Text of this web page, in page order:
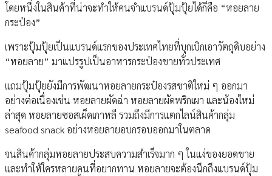
โดยหนึ่งในสินค้าที่น่าจะทำให้คนจำแบรนด์ปุ้มปุ้ยได้ก็คือ “หอยลาย
กระป๋อง”
เพราะปุ้มปุ้ยเป็นแบรนด์แรกของประเทศไทยที่บุกเบิกเอาวัตถุดิบอย่าง
“หอยลาย” มาแปรรูปเป็นอาหารกระป๋องขายทั่วประเทศ
แถมปุ้มปุ้ยยังมีการพัฒนาหอยลายกระป๋องรสชาติใหม่ ๆ ออกมา
อย่างต่อเนื่องเช่น หอยลายผัดฉ่า หอยลายผัดพริกเผา และน้องใหม่
ล่าสุด หอยลายซอสเผ็ดเกาหลี รวมถึงมีการแตกไลน์สินค้ากลุ่ม
seafood snack อย่างหอยลายอบกรอบออกมาในตลาด
จนสินค้ากลุ่มหอยลายประสบความสำเร็จมาก ๆ ในแง่ของยอดขาย
และทำให้ใครหลายคนที่อยากทาน หอยลายจะต้องนึกถึงแบรนด์ปุ้ม